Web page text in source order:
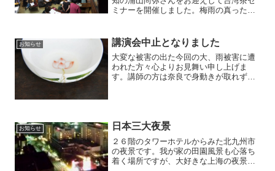
ミナーを開催しました。梅雨の真っただ
なお話を聞くことができました。
お知らせ 講演会中止となりました
大変な被害の出た今回の大、雨被害に遭
われた方々心よりお見舞い申し上げま
す。講師の方は奈良で身動きが取れず講
お知らせ 日本三大夜景
２６階のタワーホテルからみた北九州市
の夜景です。我が家の田園風景も心落ち
着く場所ですが、大好きな上海の夜景を